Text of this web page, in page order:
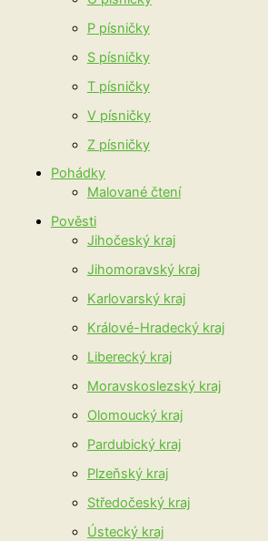
P písničky
S písničky
T písničky
V písničky
Z písničky
Pohádky
Malované čtení
Pověsti
Jihočeský kraj
Jihomoravský kraj
Karlovarský kraj
Králové-Hradecký kraj
Liberecký kraj
Moravskoslezský kraj
Olomoucký kraj
Pardubický kraj
Plzeňský kraj
Středočeský kraj
Ústecký kraj